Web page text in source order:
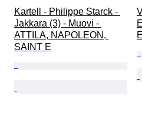
Kartell - Philippe Starck -
Jakkara (3) - Muovi -
ATTILA, NAPOLEON,
SAINT E